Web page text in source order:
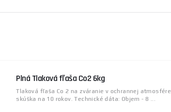
Plná Tlaková fľaša Co2 6kg
Tlaková fľaša Co 2 na zváranie v ochrannej
skúška na 10 rokov. Technické dáta: Objem - 8 ...